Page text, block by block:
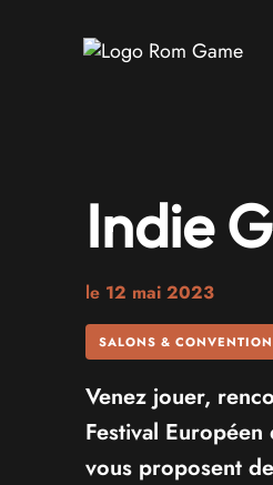
Indie
le 12 mai 2023
SALONS &
Venez jouer,
Festival Européen
vous proposent